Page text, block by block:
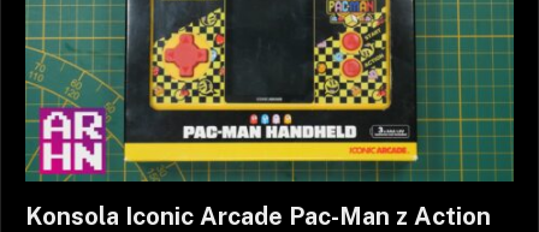
Konsola Iconic Arcade Pac-Man z Action